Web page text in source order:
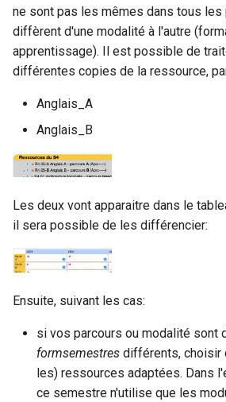
ne sont pas les mêmes dans tous les
diffèrent d'une modalité à l'autre
apprentissage). Il est possible de
différentes copies de la ressource,
Anglais_A
Anglais_B
Les deux vont apparaitre dans le
il sera possible de les différencier:
Ensuite, suivant les cas:
si vos parcours ou modalité sont
formsemestres différents, choisir
les) ressources adaptées. Dans
ce semestre n'utilise que les